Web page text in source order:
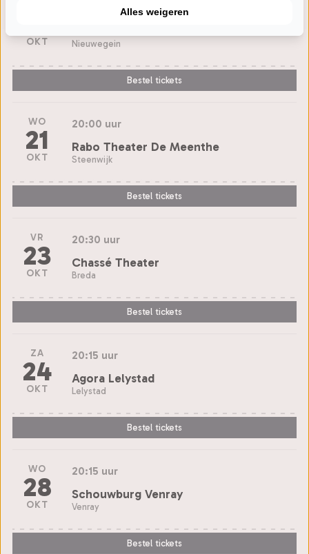
OKT Nieuwegein
Bestel tickets
WO
21
OKT
20:00 uur
Rabo Theater De Meenthe
Steenwijk
Bestel tickets
VR
23
OKT
20:30 uur
Chassé Theater
Breda
Bestel tickets
ZA
24
OKT
20:15 uur
Agora Lelystad
Lelystad
Bestel tickets
WO
28
OKT
20:15 uur
Schouwburg Venray
Venray
Bestel tickets
Alles weigeren